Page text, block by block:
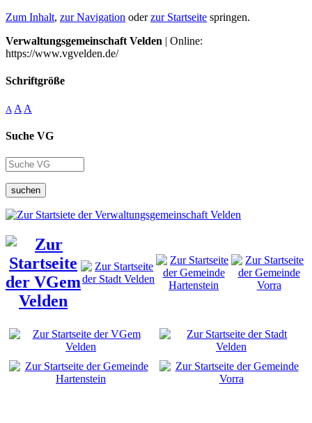
Zum Inhalt, zur Navigation oderzur Startseite springen.
Verwaltungsgemeinschaft Velden | Online:
https://www.vgvelden.de/
Schriftgröße
A A A
Suche VG
suchen